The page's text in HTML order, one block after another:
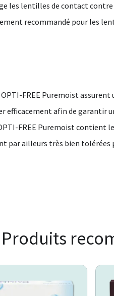
les lentilles de contact
recommandé pour les
FREE Puremoist
efficacement afin de
FREE Puremoist contient
par ailleurs très bien tolérées
Produits